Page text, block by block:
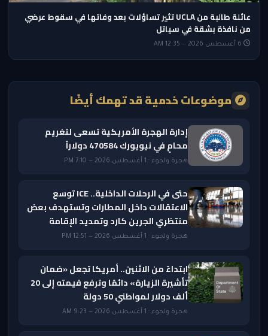
عائلة طالبة من UCLA تثير تساؤلات بعد وفاتها في سقوط عرضي
من نافذة بشقة في سياتل
موضوعات خدمية قد تهمك أيضًا
إدارة الهجرة الأمريكية تسعى لتغريم
محامٍ في نيويورك 470584 دولاراً
هجرة ولجوء · 1 أغسطس 2026 — 7:10 PM
حتى في الرحلات الداخلية.. ICE توسع
الاعتقالات داخل المطارات وتستهدف بعض
منتظري الجرين كارد وتمديد الإقامة
هجرة ولجوء · 1 أغسطس 2026 — 12:51 PM
ابتداءً من الاثنين.. أمريكا تجعل «ضمان
تأشيرة الزيارة» دائمًا وترفع قيمته إلى 20
ألف دولار لمواطني 50 دولة
هجرة ولجوء · 1 أغسطس 2026 — 9:23 AM